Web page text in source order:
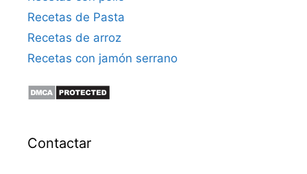
Recetas de Pasta
Recetas de arroz
Recetas con jamón serrano
Contactar